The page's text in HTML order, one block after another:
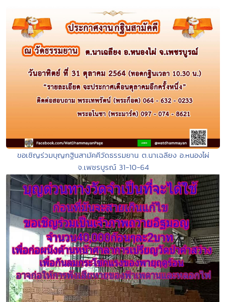
ขอเชิญร่วมบุญกฐินสามัคคีวัดธรรมยาน ต.นาเฉลียง อ.หนองไผ่
จ.เพชรบูรณ์ 31-10-64